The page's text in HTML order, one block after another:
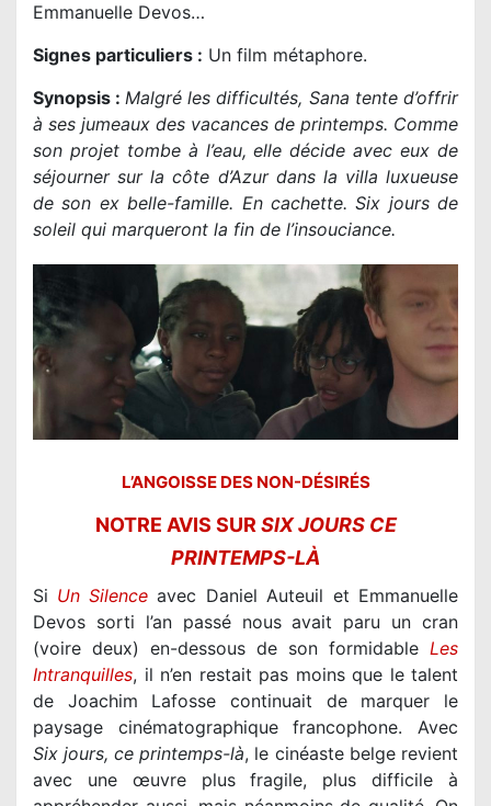
Emmanuelle Devos…
Signes particuliers : Un film métaphore.
Synopsis : Malgré les difficultés, Sana tente d’offrir
à ses jumeaux des vacances de printemps. Comme
son projet tombe à l’eau, elle décide avec eux de
séjourner sur la côte d’Azur dans la villa luxueuse
de son ex belle-famille. En cachette. Six jours de
soleil qui marqueront la fin de l’insouciance.
L’ANGOISSE DES NON-DÉSIRÉS
NOTRE AVIS SURSIX JOURS CE
PRINTEMPS-LÀ
Si Un Silence avec Daniel Auteuil et Emmanuelle
Devos sorti l’an passé nous avait paru un cran
(voire deux) en-dessous de son formidable Les
Intranquilles, il n’en restait pas moins que le talent
de Joachim Lafosse continuait de marquer le
paysage cinématographique francophone. Avec
Six jours, ce printemps-là, le cinéaste belge revient
avec une œuvre plus fragile, plus difficile à